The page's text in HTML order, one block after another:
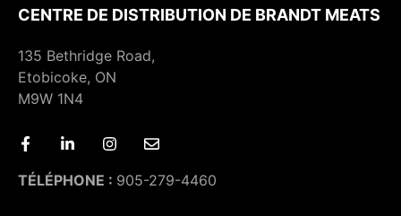
CENTRE DE DISTRIBUTION DE BRANDT MEATS
135 Bethridge Road,
Etobicoke, ON
M9W 1N4
TÉLÉPHONE : 905-279-4460